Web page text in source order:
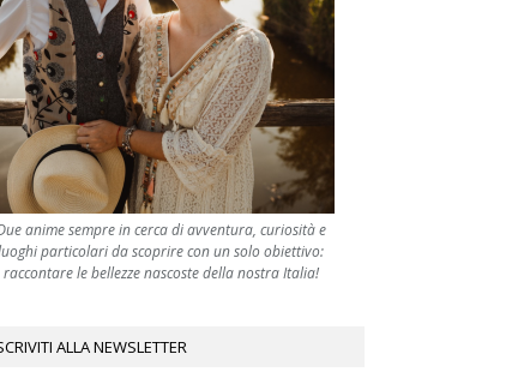
anime sempre in cerca di avventura, curiosità e
particolari da scoprire con un solo obiettivo:
raccontare le bellezze nascoste della nostra Italia!
ALLA NEWSLETTER